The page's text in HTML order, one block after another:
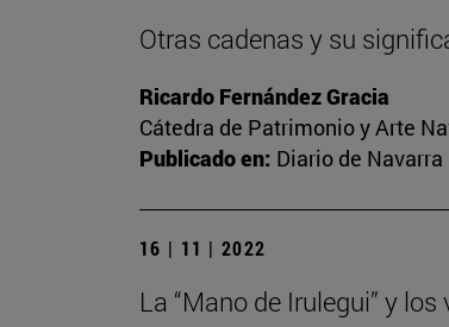
Otras cadenas y su
Ricardo Fernández Gracia
Cátedra de Patrimonio y Arte
Publicado en: Diario de Navarra
16 | 11 | 2022
La “Mano de Irulegui” y